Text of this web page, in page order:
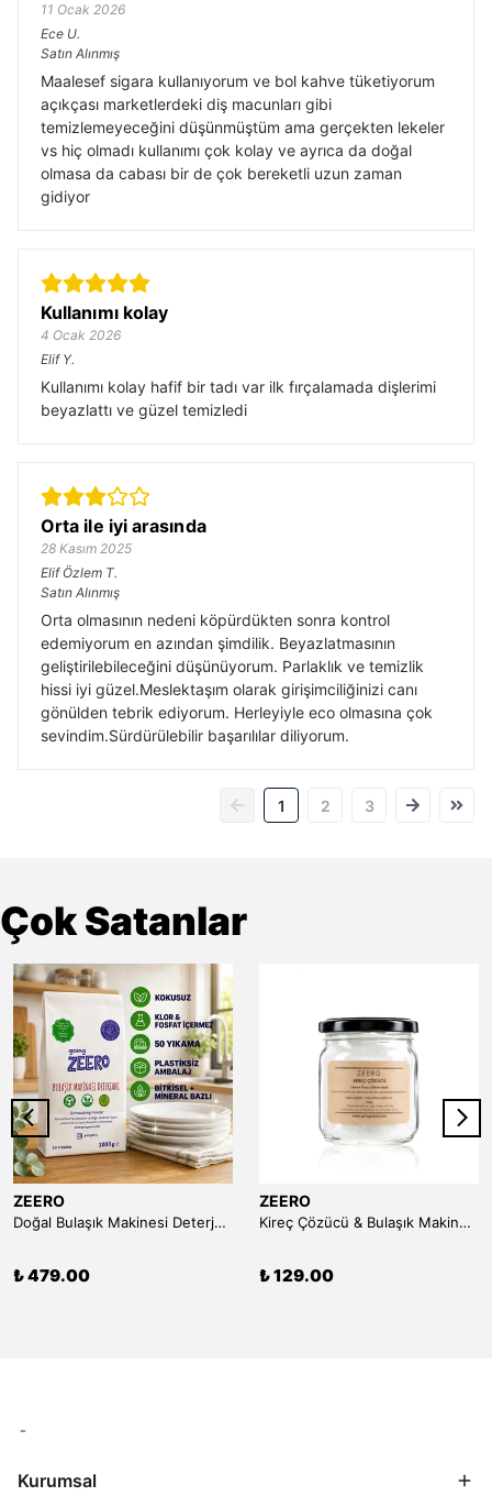
11 Ocak 2026
Ece U.
Satın Alınmış
Maalesef sigara kullanıyorum ve bol kahve tüketiyorum
açıkçası marketlerdeki diş macunları gibi
temizlemeyeceğini düşünmüştüm ama gerçekten lekeler
vs hiç olmadı kullanımı çok kolay ve ayrıca da doğal
olmasa da cabası bir de çok bereketli uzun zaman
gidiyor
Kullanımı kolay
4 Ocak 2026
Elif Y.
Kullanımı kolay hafif bir tadı var ilk fırçalamada dişlerimi
beyazlattı ve güzel temizledi
Orta ile iyi arasında
28 Kasım 2025
Elif Özlem T.
Satın Alınmış
Orta olmasının nedeni köpürdükten sonra kontrol
edemiyorum en azından şimdilik. Beyazlatmasının
geliştirilebileceğini düşünüyorum. Parlaklık ve temizlik
hissi iyi güzel.Meslektaşım olarak girişimciliğinizi canı
gönülden tebrik ediyorum. Herleyiyle eco olmasına çok
sevindim.Sürdürülebilir başarılılar diliyorum.
1 2 3
Çok Satanlar
ZEERO
Doğal Bulaşık Makinesi Deterjanı (50 Yıkama)
₺ 479.00
ZEERO
Kireç Çözücü & Bulaşık Makinesi Temizleyici (Limon Tuzu) - 150 gr
₺ 129.00
Kurumsal